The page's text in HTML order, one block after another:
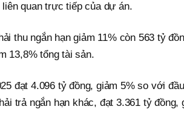
quan trực tiếp của dự án.
thu ngắn hạn giảm 11% còn 563 tỷ
13,8% tổng tài sản.
đạt 4.096 tỷ đồng, giảm 5% so với
trả ngắn hạn khác, đạt 3.361 tỷ